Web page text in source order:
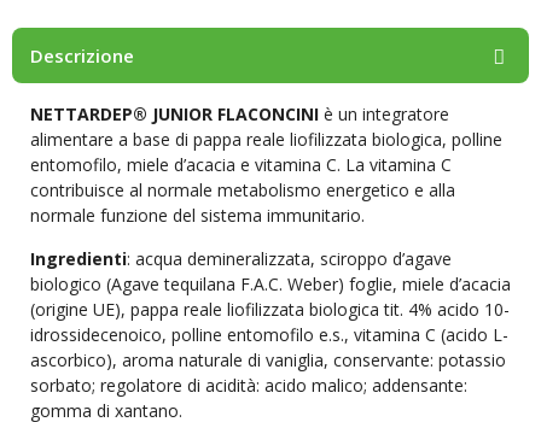
Descrizione
NETTARDEP® JUNIOR FLACONCINI è un integratore
alimentare a base di pappa reale liofilizzata biologica, polline
entomofilo, miele d’acacia e vitamina C. La vitamina C
contribuisce al normale metabolismo energetico e alla
normale funzione del sistema immunitario.
Ingredienti: acqua demineralizzata, sciroppo d’agave
biologico (Agave tequilana F.A.C. Weber) foglie, miele d’acacia
(origine UE), pappa reale liofilizzata biologica tit. 4% acido 10-
idrossidecenoico, polline entomofilo e.s., vitamina C (acido L-
ascorbico), aroma naturale di vaniglia, conservante: potassio
sorbato; regolatore di acidità: acido malico; addensante:
gomma di xantano.